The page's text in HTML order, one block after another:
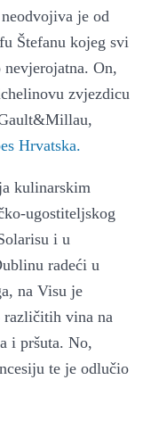
je od
Štefanu kojeg svi
On,
zvjezdicu
Hrvatska.
kulinarskim
ugostiteljskog
i u
radeći u
na Visu je
različitih vina na
i pršuta. No,
te je odlučio